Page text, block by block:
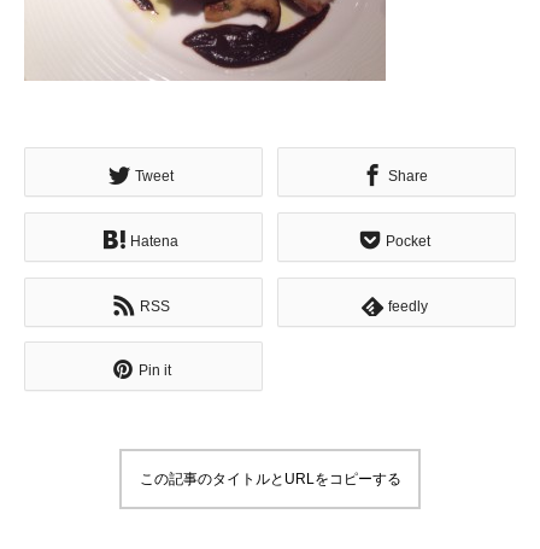
Tweet Share
Hatena Pocket
RSS feedly
Pin it
この記事のタイトルとURLをコピーする